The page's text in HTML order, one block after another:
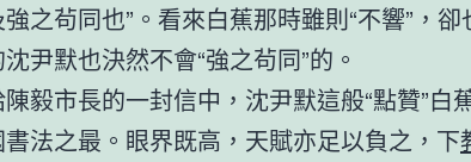
之茍同也”。看來白蕉那時雖則“不響”，
尹默也決然不會“強之茍同”的。
毅市長的一封信中，沈尹默這般“點贊”白
法之最。眼界既高，天賦亦足以負之，下